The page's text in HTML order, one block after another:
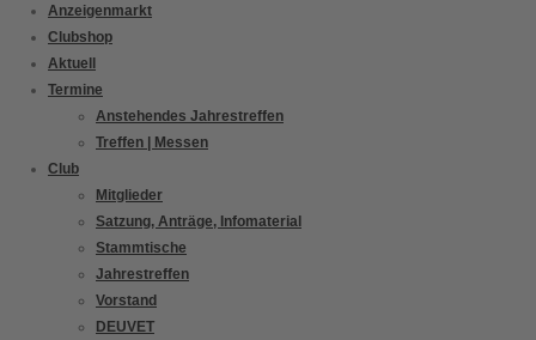
Anzeigenmarkt
Clubshop
Aktuell
Termine
Anstehendes Jahrestreffen
Treffen | Messen
Club
Mitglieder
Satzung, Anträge, Infomaterial
Stammtische
Jahrestreffen
Vorstand
DEUVET